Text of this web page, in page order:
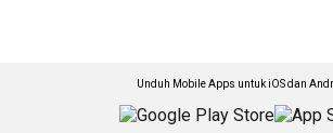
Unduh Mobile Apps untuk iOS dan